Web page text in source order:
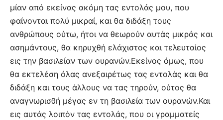
μίαν από εκείνας ακόμη τας εντολάς μου, που
φαίνονται πολύ μικραί, και θα διδάξη τους
ανθρώπους ούτω, ήτοι να θεωρούν αυτάς μικράς και
ασημάντους, θα κηρυχθή ελάχιστος και τελευταίος
εις την βασιλείαν των ουρανών.Εκείνος όμως, που
θα εκτελέση όλας ανεξαιρέτως τας εντολάς και θα
διδάξη και τους άλλους να τας τηρούν, ούτος θα
αναγνωρισθή μέγας εν τη βασιλεία των ουρανών.Και
εις αυτάς λοιπόν τας εντολάς, που οι γραμματείς